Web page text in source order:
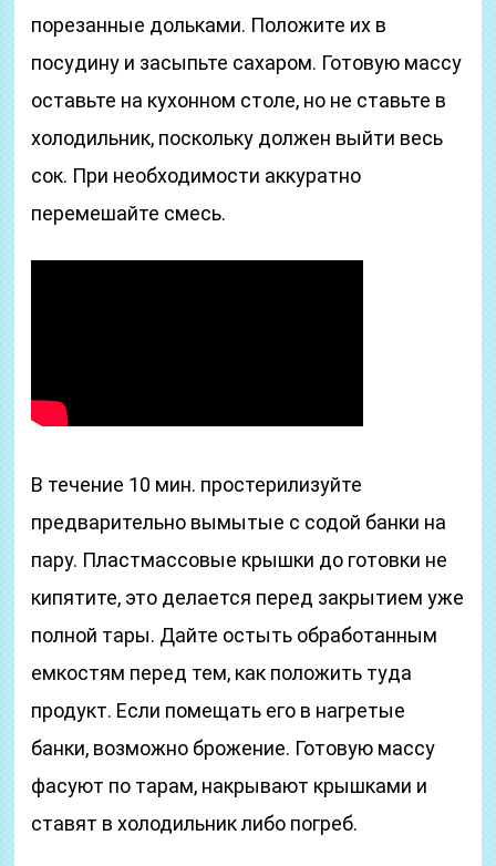
порезанные дольками. Положите их в
посудину и засыпьте сахаром. Готовую массу
оставьте на кухонном столе, но не ставьте в
холодильник, поскольку должен выйти весь
сок. При необходимости аккуратно
перемешайте смесь.
В течение 10 мин. простерилизуйте
предварительно вымытые с содой банки на
пару. Пластмассовые крышки до готовки не
кипятите, это делается перед закрытием уже
полной тары. Дайте остыть обработанным
емкостям перед тем, как положить туда
продукт. Если помещать его в нагретые
банки, возможно брожение. Готовую массу
фасуют по тарам, накрывают крышками и
ставят в холодильник либо погреб.